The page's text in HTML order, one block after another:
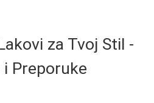
za Tvoj Stil -
i Preporuke